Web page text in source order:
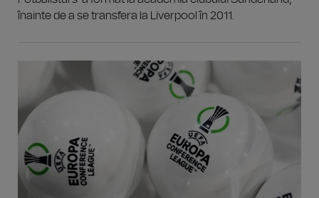
înainte de a se transfera la Liverpool în 2011.